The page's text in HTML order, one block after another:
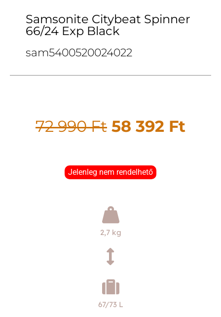
Samsonite Citybeat Spinner
66/24 Exp Black
sam5400520024022
72 990Ft 58 392 Ft
Jelenleg nem rendelhető
2,7 kg
67/73 L